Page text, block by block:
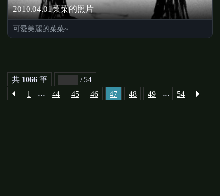
2010.04.01菜菜的照片
可愛美麗的菜菜~
共 1066 筆
/ 54
1
... 44 45 46 47 48 49 ... 54